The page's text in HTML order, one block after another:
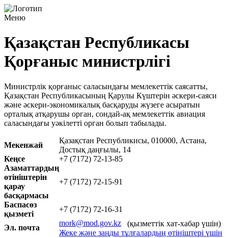
Меню
Қазақстан Республикасы
Қорғаныс министрлігі
Министрлік қорғаныс саласындағы мемлекеттік саясатты,
Қазақстан Республикасының Қарулы Күштерін əскери-саяси
жəне əскери-экономикалық басқаруды жүзеге асыратын
орталық атқарушы орган, сондай-ақ мемлекеттік авиация
саласындағы уəкілетті орган болып табылады.
Мекенжай
Қазақстан Республикисы, 010000, Астана,
Достық даңғылы, 14
Кеңсе
+7 (7172) 72-13-85
Азаматтардың
өтініштерін
қарау
басқармасы
+7 (7172) 72-15-91
Баспасөз
қызметі
+7 (7172) 72-16-31
Эл. почта
mork@mod.gov.kz (қызметтік хат-хабар үшін)
Жеке және заңды тұлғалардың өтініштері үшін